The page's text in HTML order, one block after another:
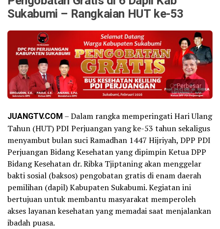
Sukabumi – Rangkaian HUT ke-53
Perbesar
JUANGTV.COM – Dalam rangka memperingati Hari Ulang
Tahun (HUT) PDI Perjuangan yang ke-53 tahun sekaligus
menyambut bulan suci Ramadhan 1447 Hijriyah, DPP PDI
Perjuangan Bidang Kesehatan yang dipimpin Ketua DPP
Bidang Kesehatan dr. Ribka Tjiptaning akan menggelar
bakti sosial (baksos) pengobatan gratis di enam daerah
pemilihan (dapil) Kabupaten Sukabumi. Kegiatan ini
bertujuan untuk membantu masyarakat memperoleh
akses layanan kesehatan yang memadai saat menjalankan
ibadah puasa.